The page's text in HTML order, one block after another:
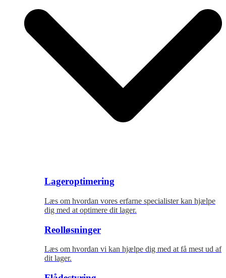
Lageroptimering
Læs om hvordan vores erfarne specialister kan hjælpe
dig med at optimere dit lager.
Reolløsninger
Læs om hvordan vi kan hjælpe dig med at få mest ud af
dit lager.